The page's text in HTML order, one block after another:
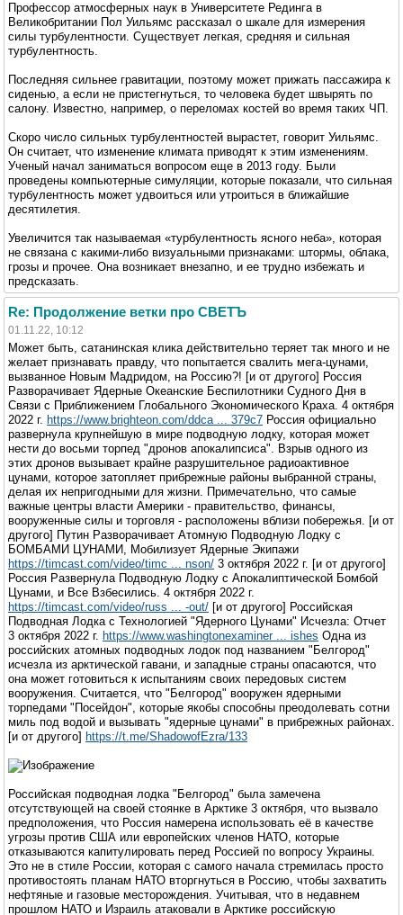
Профессор атмосферных наук в Университете Рединга в
Великобритании Пол Уильямс рассказал о шкале для измерения
силы турбулентности. Существует легкая, средняя и сильная
турбулентность.
Последняя сильнее гравитации, поэтому может прижать пассажира к
сиденью, а если не пристегнуться, то человека будет швырять по
салону. Известно, например, о переломах костей во время таких ЧП.
Скоро число сильных турбулентностей вырастет, говорит Уильямс.
Он считает, что изменение климата приводят к этим изменениям.
Ученый начал заниматься вопросом еще в 2013 году. Были
проведены компьютерные симуляции, которые показали, что сильная
турбулентность может удвоиться или утроиться в ближайшие
десятилетия.
Увеличится так называемая «турбулентность ясного неба», которая
не связана с какими-либо визуальными признаками: штормы, облака,
грозы и прочее. Она возникает внезапно, и ее трудно избежать и
предсказать.
Re: Продолжение ветки про СВЕТЪ
01.11.22, 10:12
Может быть, сатанинская клика действительно теряет так много и не
желает признавать правду, что попытается свалить мега-цунами,
вызванное Новым Мадридом, на Россию?! [и от другого] Россия
Разворачивает Ядерные Океанские Беспилотники Судного Дня в
Связи с Приближением Глобального Экономического Краха. 4 октября
2022 г. https://www.brighteon.com/ddca ... 379c7 Россия официально
развернула крупнейшую в мире подводную лодку, которая может
нести до восьми торпед "дронов апокалипсиса". Взрыв одного из
этих дронов вызывает крайне разрушительное радиоактивное
цунами, которое затопляет прибрежные районы выбранной страны,
делая их непригодными для жизни. Примечательно, что самые
важные центры власти Америки - правительство, финансы,
вооруженные силы и торговля - расположены вблизи побережья. [и от
другого] Путин Разворачивает Атомную Подводную Лодку с
БОМБАМИ ЦУНАМИ, Мобилизует Ядерные Экипажи
https://timcast.com/video/timc ... nson/ 3 октября 2022 г. [и от другого]
Россия Развернула Подводную Лодку с Апокалиптической Бомбой
Цунами, и Все Взбесились. 4 октября 2022 г.
https://timcast.com/video/russ ... -out/ [и от другого] Российская
Подводная Лодка с Технологией "Ядерного Цунами" Исчезла: Отчет
3 октября 2022 г. https://www.washingtonexaminer ... ishes Одна из
российских атомных подводных лодок под названием "Белгород"
исчезла из арктической гавани, и западные страны опасаются, что
она может готовиться к испытаниям своих передовых систем
вооружения. Считается, что "Белгород" вооружен ядерными
торпедами "Посейдон", которые якобы способны преодолевать сотни
миль под водой и вызывать "ядерные цунами" в прибрежных районах.
[и от другого] https://t.me/ShadowofEzra/133
Российская подводная лодка "Белгород" была замечена
отсутствующей на своей стоянке в Арктике 3 октября, что вызвало
предположения, что Россия намерена использовать её в качестве
угрозы против США или европейских членов НАТО, которые
отказываются капитулировать перед Россией по вопросу Украины.
Это не в стиле России, которая с самого начала стремилась просто
противостоять планам НАТО вторгнуться в Россию, чтобы захватить
нефтяные и газовые месторождения. Учитывая, что в недавнем
прошлом НАТО и Израиль атаковали в Арктике российскую